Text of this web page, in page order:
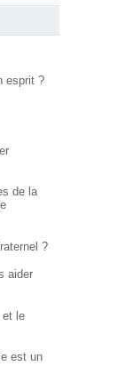
esprit ?
de la
?
aider
et le
est un